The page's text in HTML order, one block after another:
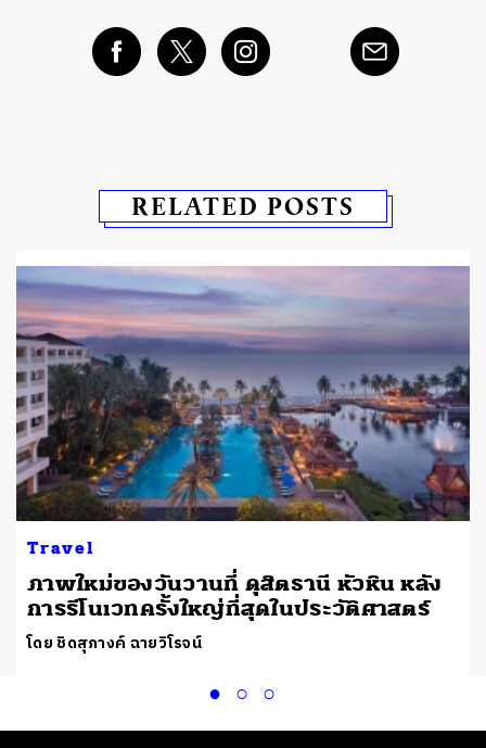
RELATED POSTS
Travel
ภาพใหม่ของวันวานที่ ดุสิตธานี หัวหิน หลัง
การรีโนเวทครั้งใหญ่ที่สุดในประวัติศาสตร์
โดย ชิดสุภางค์ ฉายวิโรจน์